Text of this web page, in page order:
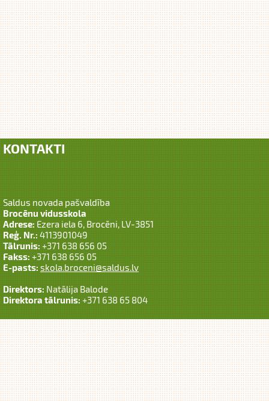
KONTAKTI
Saldus novada pašvaldība
Brocēnu vidusskola
Adrese:Ezera iela 6, Brocēni, LV-3851
Reģ. Nr.:4113901049
Tālrunis:+371 638 656 05
Fakss:+371 638 656 05
E-pasts:skola.broceni@saldus.lv
Direktors:Natālija Balode
Direktora tālrunis:+371 638 65 804